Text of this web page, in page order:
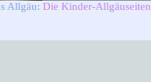
Allgäu: Die Kinder-Allgäuseiten